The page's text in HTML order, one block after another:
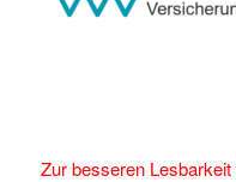
Zur besseren